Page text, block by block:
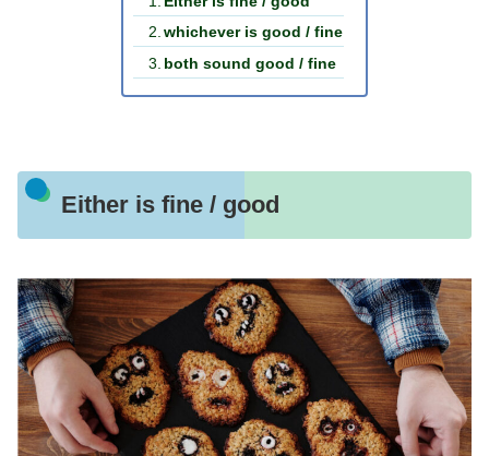
whichever is good / fine
both sound good / fine
Either is fine / good